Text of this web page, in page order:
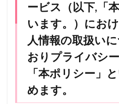
ービス（以下,「
います。）にお
人情報の取扱い
おりプライバシ
「本ポリシー」
めます。